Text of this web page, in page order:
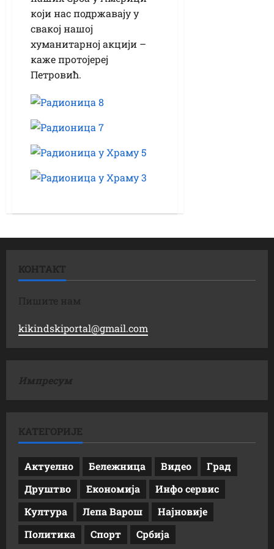
који нас подржавају у
свакој нашој
хуманитарној акцији –
каже протојереј
Петровић.
КОНТАКТ
Пишите нам
kikindskiportal@gmail.com
Импресум
КАТЕГОРИЈЕ
Актуелно Бележница Видео
Град
Друштво
Економија
Инфо сервис
Култура
Лепа Варош
Најновије
Политика
Спорт Србија